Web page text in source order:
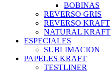
BOBINAS
REVERSO GRIS
REVERSO KRAFT
NATURAL KRAFT
ESPECIALES
SUBLIMACION
PAPELES KRAFT
TESTLINER